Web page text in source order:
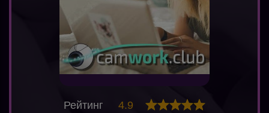
Рейтинг 4.9